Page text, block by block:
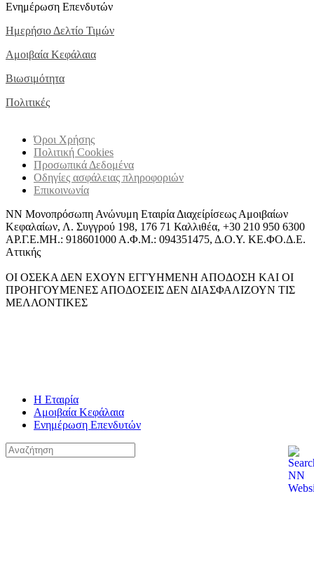
Ενημέρωση Επενδυτών
Ημερήσιο Δελτίο Τιμών
Αμοιβαία Κεφάλαια
Βιωσιμότητα
Πολιτικές
Όροι Χρήσης
Πολιτική Cookies
Προσωπικά Δεδομένα
Οδηγίες ασφάλειας πληροφοριών
Επικοινωνία
ΝΝ Μονοπρόσωπη Ανώνυμη Εταιρία Διαχείρίσεως Αμοιβαίων
Κεφαλαίων, Λ. Συγγρού 198, 176 71 Καλλιθέα, +30 210 950 6300
ΑΡ.Γ.Ε.ΜΗ.: 918601000 Α.Φ.Μ.: 094351475, Δ.Ο.Υ. ΚΕ.ΦΟ.Δ.Ε.
Αττικής
ΟΙ ΟΣΕΚΑ ΔΕΝ ΕΧΟΥΝ ΕΓΓΥΗΜΕΝΗ ΑΠΟΔΟΣΗ ΚΑΙ ΟΙ
ΠΡΟΗΓΟΥΜΕΝΕΣ ΑΠΟΔΟΣΕΙΣ ΔΕΝ ΔΙΑΣΦΑΛΙΖΟΥΝ ΤΙΣ
ΜΕΛΛΟΝΤΙΚΕΣ
Η Εταιρία
Αμοιβαία Κεφάλαια
Ενημέρωση Επενδυτών